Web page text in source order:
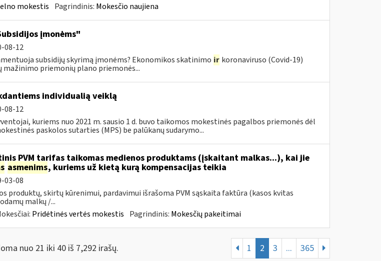
mokestis Pagrindinis: Mokesčio naujiena
įmonėms"
08-12
subsidijų skyrimą įmonėms? Ekonomikos skatinimo ir koronaviruso (Covid-19)
priemonių plano priemonės...
individualią veiklą
08-12
kuriems nuo 2021 m. sausio 1 d. buvo taikomos mokestinės pagalbos priemonės dėl
paskolos sutarties (MPS) be palūkanų sudarymo...
PVM tarifas taikomas medienos produktams (įskaitant malkas...), kai jie
asmenims, kuriems už kietą kurą kompensacijas teikia
03-08
produktų, skirtų kūrenimui, pardavimui išrašoma PVM sąskaita faktūra (kasos kvitas
malkų /...
Pridėtinės vertės mokestis Pagrindinis: Mokesčių pakeitimai
nuo 21 iki 40 iš 7,292 irašų. 1 2 3 ... 365